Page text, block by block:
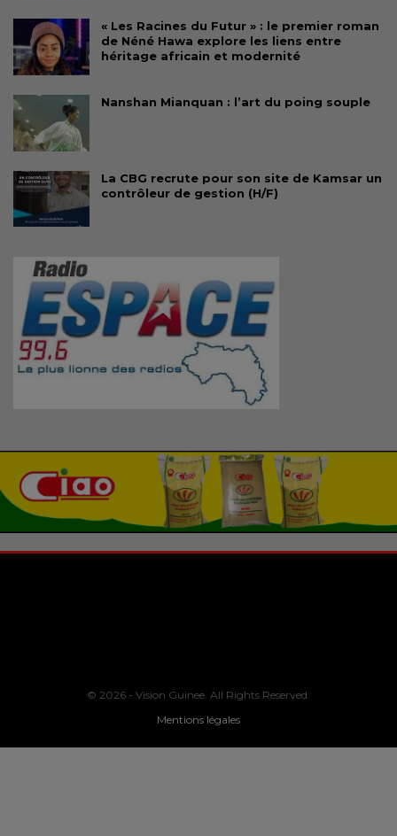
« Les Racines du Futur » : le premier roman
de Néné Hawa explore les liens entre
héritage africain et modernité
Nanshan Mianquan : l’art du poing souple
La CBG recrute pour son site de Kamsar un
contrôleur de gestion (H/F)
© 2026 - Vision Guinee. All Rights Reserved.
Mentions légales